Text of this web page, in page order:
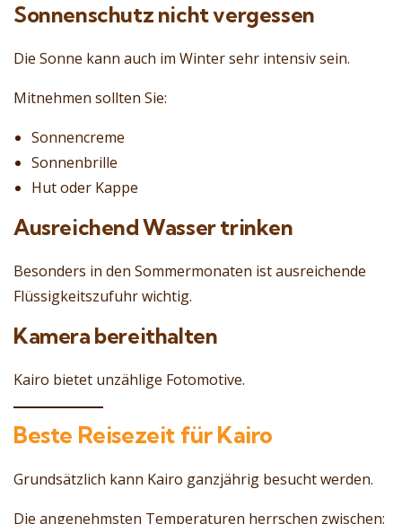
Sonnenschutz nicht vergessen
Die Sonne kann auch im Winter sehr intensiv sein.
Mitnehmen sollten Sie:
Sonnencreme
Sonnenbrille
Hut oder Kappe
Ausreichend Wasser trinken
Besonders in den Sommermonaten ist ausreichende
Flüssigkeitszufuhr wichtig.
Kamera bereithalten
Kairo bietet unzählige Fotomotive.
Beste Reisezeit für Kairo
Grundsätzlich kann Kairo ganzjährig besucht werden.
Die angenehmsten Temperaturen herrschen zwischen: